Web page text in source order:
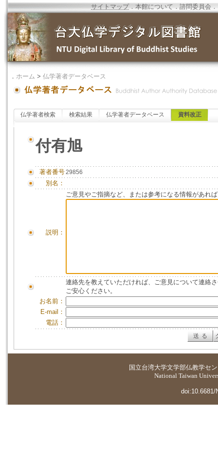
サイトマップ．本館について ．諮問委員会 ．
． ホーム > 仏学著者データベース
仏学著者検索 検索結果 仏学著者データベース 資料改正
付有旭
著者番号29856
別名：
説明：
ご意見やご指摘など、または参考になる情報があれ
連絡先を教えていただければ、ご意見について連絡
ご安心ください。
お名前：
E-mail：
電話：
国立台湾大学文学部仏教学セ
National Taiwan
doi:10.6681/